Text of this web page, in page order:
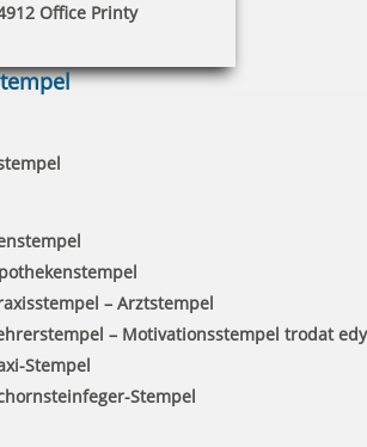
Office Printy
– Arztstempel
– Motivationsstempel trodat
Stempel
Stempel
P700/S3 Datum Rechts